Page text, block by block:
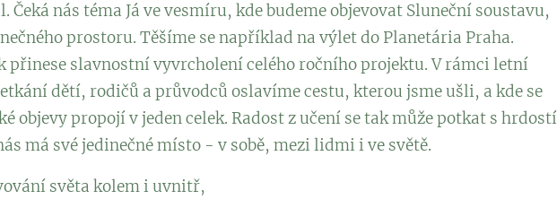
Čeká nás téma Já ve vesmíru, kde budeme objevovat Sluneční soustavu,
prostoru. Těšíme se například na výlet do Planetária Praha.
přinese slavnostní vyvrcholení celého ročního projektu. V rámci letní
dětí, rodičů a průvodců oslavíme cestu, kterou jsme ušli, a kde se
objevy propojí v jeden celek. Radost z učení se tak může potkat s hrdostí
má své jedinečné místo - v sobě, mezi lidmi i ve světě.
světa kolem i uvnitř,